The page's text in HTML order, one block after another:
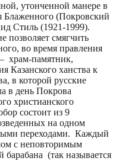
утонченной манере в
Блаженного (Покровский
Стиль (1921-1999).
смягчить
во время правления
храм-памятник,
Казанского ханства к
в которой русские
в день Покрова
христианского
состоит из 9
на одном
переходами. Каждый
с неповторимым
барабана (так называется